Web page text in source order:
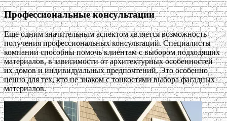
Профессиональные консультации
Еще одним значительным аспектом является возможность
получения профессиональных консультаций. Специалисты
компании способны помочь клиентам с выбором подходящих
материалов, в зависимости от архитектурных особенностей
их домов и индивидуальных предпочтений. Это особенно
ценно для тех, кто не знаком с тонкостями выбора фасадных
материалов.